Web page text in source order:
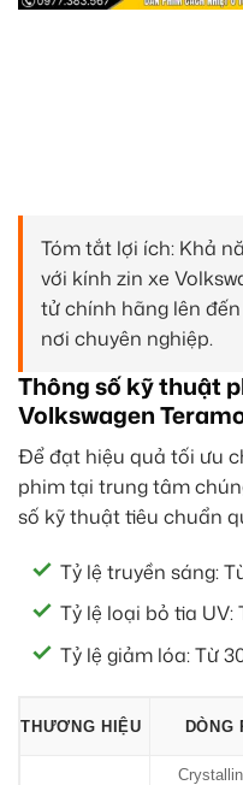
Tóm tắt lợi ích: Khả
với kính zin xe
tử chính hãng lên
nơi chuyên nghiệp.
Thông số kỹ thuật
Volkswagen
Để đạt hiệu quả tối ưu
phim tại trung tâm
số kỹ thuật tiêu chuẩn
Tỷ lệ truyền sáng:
Tỷ lệ loại bỏ tia UV:
Tỷ lệ giảm lóa: Từ
THƯƠNG HIỆU DÒNG